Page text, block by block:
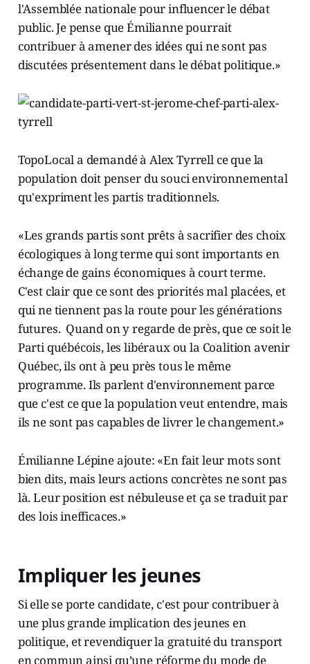
l'Assemblée nationale pour influencer le débat
public. Je pense que Émilianne pourrait
contribuer à amener des idées qui ne sont pas
discutées présentement dans le débat politique.»
TopoLocal a demandé à Alex Tyrrell ce que la
population doit penser du souci environnemental
qu'expriment les partis traditionnels.
«Les grands partis sont prêts à sacrifier des choix
écologiques à long terme qui sont importants en
échange de gains économiques à court terme.
C'est clair que ce sont des priorités mal placées, et
qui ne tiennent pas la route pour les générations
futures. Quand on y regarde de près, que ce soit le
Parti québécois, les libéraux ou la Coalition avenir
Québec, ils ont à peu près tous le même
programme. Ils parlent d'environnement parce
que c'est ce que la population veut entendre, mais
ils ne sont pas capables de livrer le changement.»
Émilianne Lépine ajoute: «En fait leur mots sont
bien dits, mais leurs actions concrètes ne sont pas
là. Leur position est nébuleuse et ça se traduit par
des lois inefficaces.»
Impliquer les jeunes
Si elle se porte candidate, c'est pour contribuer à
une plus grande implication des jeunes en
politique, et revendiquer la gratuité du transport
en commun ainsi qu’une réforme du mode de